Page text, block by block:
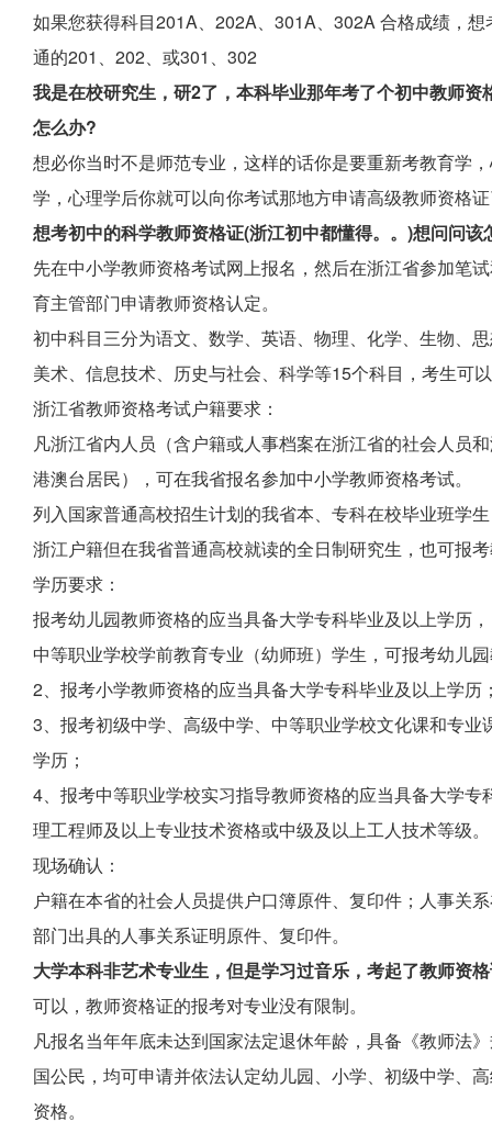
如果您获得科目201A、202A、301A、302A 合格成绩，
通的201、202、或301、302
我是在校研究生，研2了，本科毕业那年考了个初中教师
怎么办?
想必你当时不是师范专业，这样的话你是要重新考教育学
学，心理学后你就可以向你考试那地方申请高级教师资格
想考初中的科学教师资格证(浙江初中都懂得。。)想问问
先在中小学教师资格考试网上报名，然后在浙江省参加笔
育主管部门申请教师资格认定。
初中科目三分为语文、数学、英语、物理、化学、生物、
美术、信息技术、历史与社会、科学等15个科目，考生可
浙江省教师资格考试户籍要求：
凡浙江省内人员（含户籍或人事档案在浙江省的社会人员
港澳台居民），可在我省报名参加中小学教师资格考试。
列入国家普通高校招生计划的我省本、专科在校毕业班学
浙江户籍但在我省普通高校就读的全日制研究生，也可报
学历要求：
报考幼儿园教师资格的应当具备大学专科毕业及以上学历
中等职业学校学前教育专业（幼师班）学生，可报考幼儿
2、报考小学教师资格的应当具备大学专科毕业及以上学历
3、报考初级中学、高级中学、中等职业学校文化课和专
学历；
4、报考中等职业学校实习指导教师资格的应当具备大学
理工程师及以上专业技术资格或中级及以上工人技术等级。
现场确认：
户籍在本省的社会人员提供户口簿原件、复印件；人事关
部门出具的人事关系证明原件、复印件。
大学本科非艺术专业生，但是学习过音乐，考起了教师资
可以，教师资格证的报考对专业没有限制。
凡报名当年年底未达到国家法定退休年龄，具备《教师法
国公民，均可申请并依法认定幼儿园、小学、初级中学、
资格。